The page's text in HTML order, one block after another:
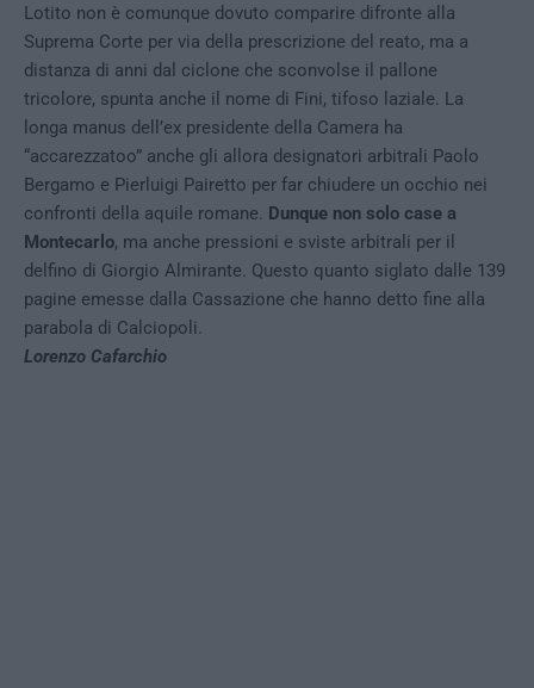
Lotito non è comunque dovuto comparire difronte alla
Suprema Corte per via della prescrizione del reato, ma a
distanza di anni dal ciclone che sconvolse il pallone
tricolore, spunta anche il nome di Fini, tifoso laziale. La
longa manus dell’ex presidente della Camera ha
“accarezzatoo” anche gli allora designatori arbitrali Paolo
Bergamo e Pierluigi Pairetto per far chiudere un occhio nei
confronti della aquile romane. Dunque non solo case a
Montecarlo, ma anche pressioni e sviste arbitrali per il
delfino di Giorgio Almirante. Questo quanto siglato dalle 139
pagine emesse dalla Cassazione che hanno detto fine alla
parabola di Calciopoli.
Lorenzo Cafarchio